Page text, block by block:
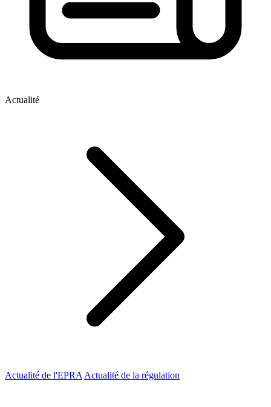
Actualité
Actualité de l'EPRA Actualité de la régulation